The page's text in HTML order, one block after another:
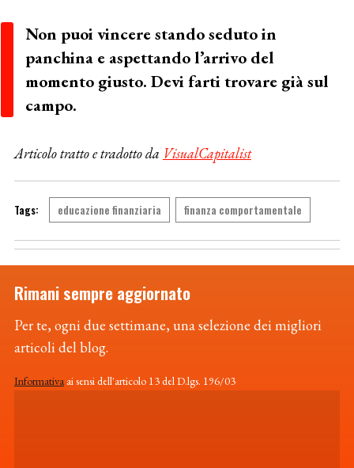
Non puoi vincere stando seduto in
panchina e aspettando l’arrivo del
momento giusto. Devi farti trovare già sul
campo.
Articolo tratto e tradotto da VisualCapitalist
educazione finanziaria finanza comportamentale
Rimani sempre aggiornato
Per te, ogni due settimane, una selezione dei migliori
articoli del blog.
Informativaai sensi dell'articolo 13 del D.lgs. 196/03